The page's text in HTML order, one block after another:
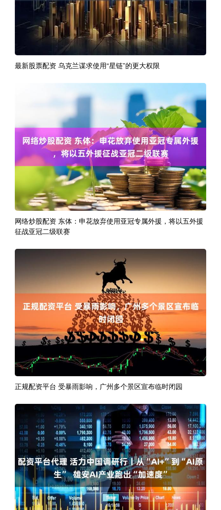
最新股票配资 乌克兰谋求使用“星链”的更大权限
网络炒股配资 东体：申花放弃使用亚冠专属外援，将以五外援
征战亚冠二级联赛
正规配资平台 受暴雨影响，广州多个景区宣布临时闭园